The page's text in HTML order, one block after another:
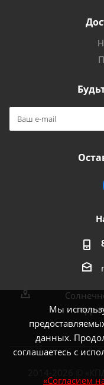
Мы
данных.
соглашаетесь с
«Согласием
2014-2026 ©